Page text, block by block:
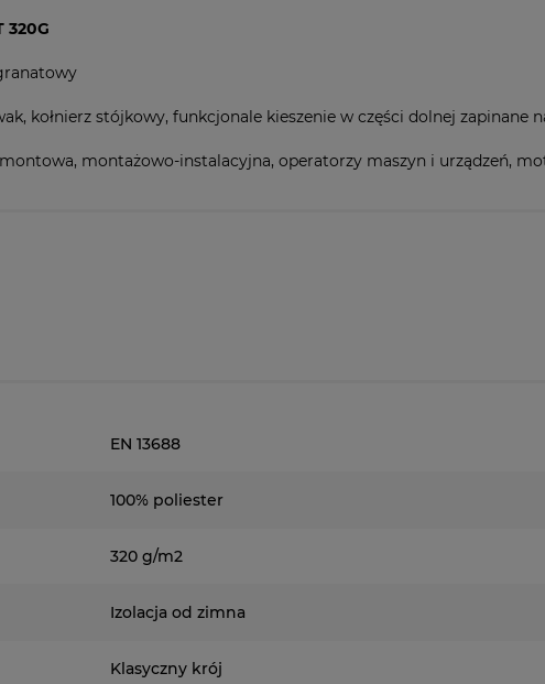
320G
kołnierz stójkowy, funkcjonale kieszenie w części dolnej zapinane
montażowo-instalacyjna, operatorzy maszyn i urządzeń,
EN 13688
100% poliester
320 g/m2
Izolacja od zimna
Klasyczny krój